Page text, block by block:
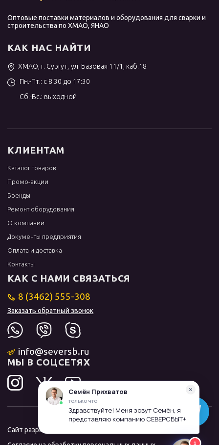
Оптовые поставки материалов и оборудования для сварки и
строительства по ХМАО, ЯНАО
КАК НАС НАЙТИ
ХМАО, г. Сургут, ул. Базовая 11/1, каб.18
Пн.-Пт.: с 8:30 до 17:30
Сб.-Вс.: выходной
КЛИЕНТАМ
Каталог товаров
Промо-акции
Бренды
Ремонт оборудования
О компании
Документы предприятия
Оплата и доставка
Контакты
КАК С НАМИ СВЯЗАТЬСЯ
8 (3462) 555-308
Заказать обратный звонок
info@seversb.ru
МЫ В СОЦСЕТЯХ
Сайт разработал и продвинул